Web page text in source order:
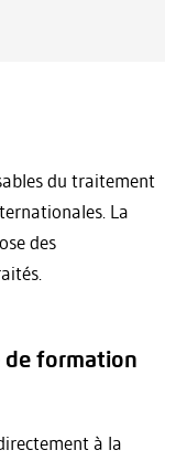
du traitement
La
des
de formation
à la